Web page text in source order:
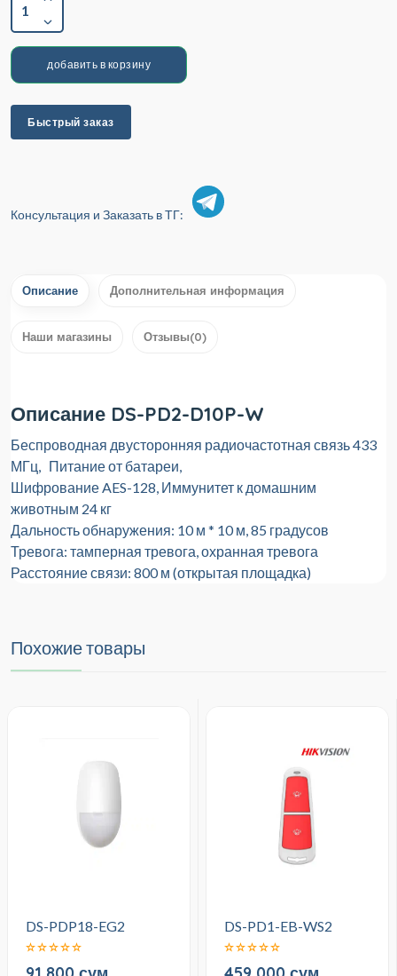
1
добавить в корзину
Быстрый заказ
Консультация и Заказать в ТГ:
Описание Дополнительная информация
Наши магазины Отзывы(0)
Описание DS-PD2-D10P-W
Беспроводная двусторонняя радиочастотная связь 433
МГц, Питание от батареи,
Шифрование AES-128, Иммунитет к домашним
животным 24 кг
Дальность обнаружения: 10 м * 10 м, 85 градусов
Тревога: тамперная тревога, охранная тревога
Расстояние связи: 800 м (открытая площадка)
Похожие товары
DS-PDP18-EG2 DS-PD1-EB-WS2